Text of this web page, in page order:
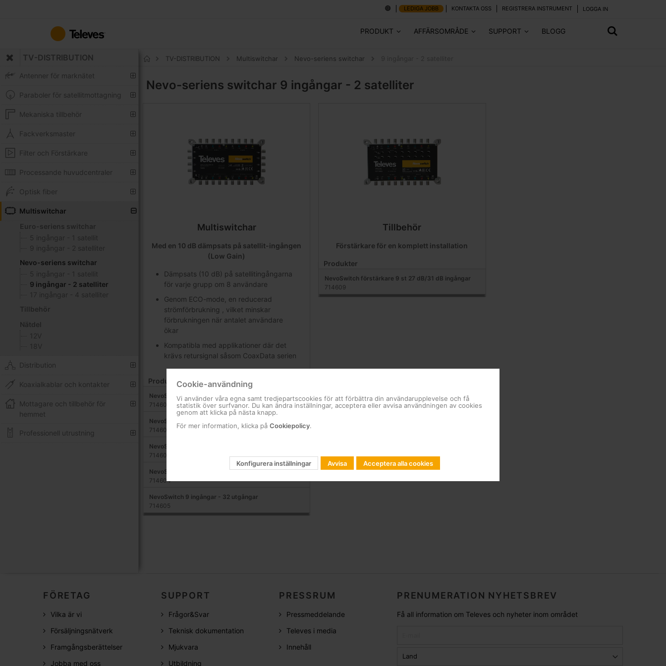
innehållet
LEDIGA JOBB KONTAKTA OSS REGISTRERA INSTRUMENT LOGGA IN
PRODUKT AFFÄRSOMRÅDE SUPPORT BLOGG
TV-DISTRIBUTION
Antenner för marknätet
Paraboler för satellitmottagning
Mekaniska tillbehör
Fackverksmaster
Filter och Förstärkare
Processande huvudcentraler
Optisk fiber
Multiswitchar
Euro-seriens switchar
5 ingångar - 1 satellit
9 ingångar - 2 satelliter
Nevo-seriens switchar
5 ingångar - 1 satellit
9 ingångar - 2 satelliter
17 ingångar - 4 satelliter
Tillbehör
Nätdel
12V
18V
Distribution
Koaxialkablar och kontakter
Mottagare och tillbehör för
hemmet
Professionell utrustning
TV-DISTRIBUTION Multiswitchar Nevo-seriens switchar
Nevo-seriens switchar 9 ingångar - 2 satelliter
Multiswitchar
Med en 10 dB dämpsats på satellit-ingången
(Low Gain)
Dämpsats (10 dB) på satellitingångarna
för varje grupp om 8 användare
Genom ECO-mode, en reducerad
strömförbrukning , vilket minskar
förbrukningen när antalet användare
ökar
Kompatibla med applikationer där det
krävs retursignal såsom CoaxData serien
Produkter
NevoSwitch med 9 ingångar - 8 utgångar
714601
NevoSwitch 9 ingångar - 12 utgångar
714602
NevoSwitch 9 ingångar - 16 utgångar
714603
NevoSwitch 9 ingångar - 24 utgångar
714604
NevoSwitch 9 ingångar - 32 utgångar
714605
Tillbehör
Förstärkare för en komplett installation
Produkter
NevoSwitch förstärkare 9 st 27 dB/31 dB ingångar
714609
FÖRETAG
Vilka är vi
Försäljningsnätverk
Framgångsberättelser
Jobba med oss
SUPPORT
Frågor&Svar
Teknisk dokumentation
Mjukvara
Utbildning
PRESSRUM
Pressmeddelande
Televes i media
Innehåll
PRENUMERATION NYHETSBREV
Få all information om Televes och nyheter inom området
Cookie-användning
Vi använder våra egna samt tredjepartscookies för att förbättra din användarupplevelse och få
statistik över surfvanor. Du kan ändra inställningar, acceptera eller avvisa användningen av cookies
genom att klicka på nästa knapp.
För mer information, klicka på Cookiepolicy.
Konfigurera inställningar Avvisa Acceptera alla cookies